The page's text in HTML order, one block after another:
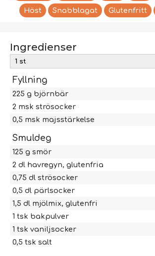
Höst Snabblagat Glutenfritt
Ingredienser
Fyllning
225 g björnbär
2 msk strösocker
0,5 msk majsstärkelse
Smuldeg
125 g smör
2 dl havregyn, glutenfria
0,75 dl strösocker
0,5 dl pärlsocker
1,5 dl mjölmix, glutenfri
1 tsk bakpulver
1 tsk vaniljsocker
0,5 tsk salt